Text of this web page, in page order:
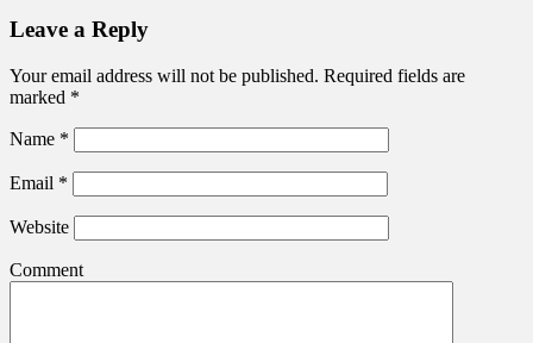
Leave a Reply
Your email address will not be published. Required fields are
marked *
Name *
Email *
Website
Comment